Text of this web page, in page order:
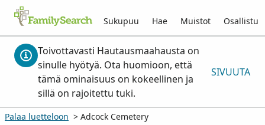
Sukupuu Hae Muistot Osallistu
Toivottavasti Hautausmaahausta on
sinulle hyötyä. Ota huomioon, että
tämä ominaisuus on kokeellinen ja
sillä on rajoitettu tuki.
SIVUUTA
Palaa luetteloon > Adcock Cemetery